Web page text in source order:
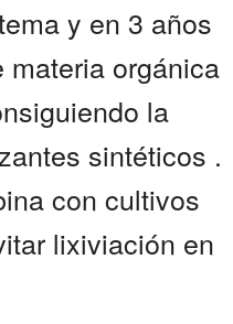
y en 3 años
materia orgánica
la
sintéticos .
con cultivos
lixiviación en